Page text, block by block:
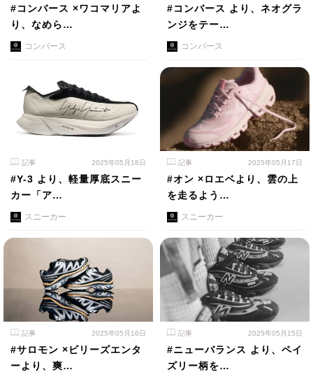
#コンバース ×ワコマリアよ
り、なめら…
コンバース
#コンバース より、ネオグラ
ンジをテー…
コンバース
記事 2025年05月18日
#Y-3 より、軽量厚底スニー
カー「ア…
スニーカー
記事 2025年05月17日
#オン ×ロエベより、雲の上
を走るよう…
スニーカー
記事 2025年05月16日
#サロモン ×ビリーズエンタ
ーより、爽…
記事 2025年05月15日
#ニューバランス より、ペイ
ズリー柄を…